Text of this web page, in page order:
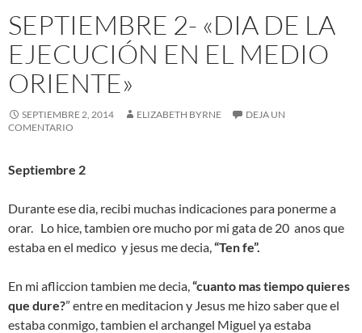
SEPTIEMBRE 2- «DIA DE LA
EJECUCIÓN EN EL MEDIO
ORIENTE»
SEPTIEMBRE 2, 2014 ELIZABETH BYRNE
DEJA UN
COMENTARIO
Septiembre 2
Durante ese dia, recibi muchas indicaciones para ponerme a
orar. Lo hice, tambien ore mucho por mi gata de 20 anos que
estaba en el medico y jesus me decia, “Ten fe”.
En mi afliccion tambien me decia, “cuanto mas tiempo quieres
que dure?” entre en meditacion y Jesus me hizo saber que el
estaba conmigo, tambien el archangel Miguel ya estaba